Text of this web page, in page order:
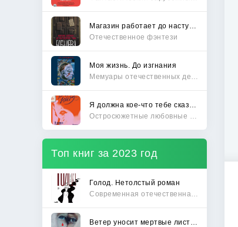
Отечественное фэнтези
Моя жизнь. До изгнания
Топ книг за 2023 год
Голод. Нетолстый роман